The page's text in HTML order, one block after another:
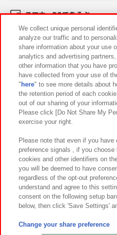
スマホ・PCであそぶ
イベント・キャンペーン
関連会社 サステナビリ
プライバシーポリシー ウェブア
お取引先さまとともに
カスタマーハラスメント対応方針
©Bandai Namco
©Bandai Namco
We collect unique personal
analyze our traffic and to
share information about your use
analytics and advertising
other information that you have
have collected from your use of
" here" to see more details about
the retention period of each
out of our sharing of your
Please click [Do Not Share My
exercise your right.
Please note that even if you have
preference signals , if you
cookies and other identifiers on
you will be deemed to have
regardless of the opt-out
understand and agree to this
consent on the following setup
below, then click 'Save Settings'
Change your share preference